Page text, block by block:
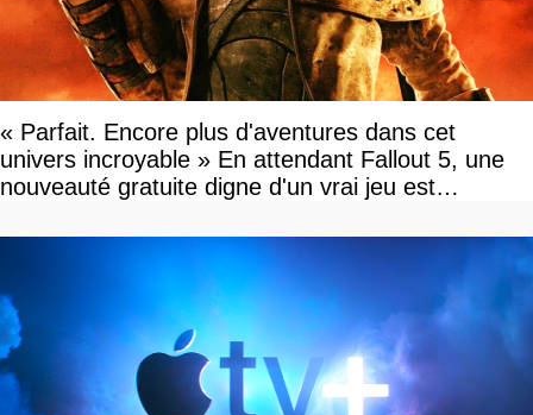
« Parfait. Encore plus d'aventures dans cet
univers incroyable » En attendant Fallout 5, une
nouveauté gratuite digne d'un vrai jeu est